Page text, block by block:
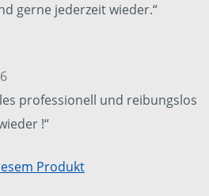
gerne jederzeit wieder.“
professionell und reibungslos
!“
Produkt